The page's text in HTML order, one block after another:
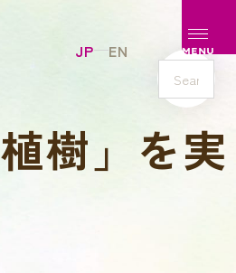
メニュ
MENU
JP
EN
s
e
a
r
c
樹」を実